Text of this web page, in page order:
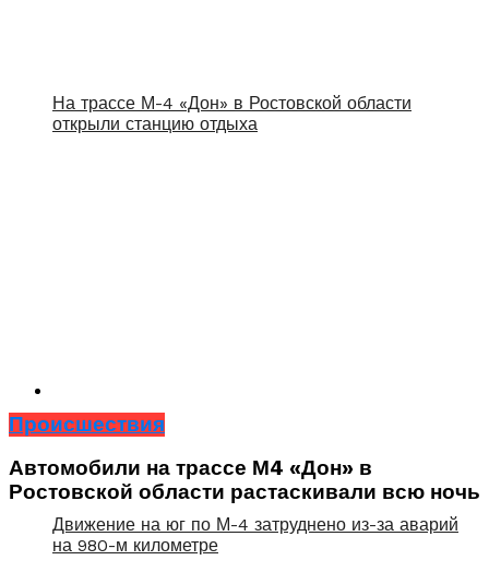
На трассе М-4 «Дон» в Ростовской области
открыли станцию отдыха
Движение на юг по М-4 затруднено из-за аварий
на 980-м километре
Происшествия
Автомобили на трассе М4 «Дон» в
Ростовской области растаскивали всю ночь